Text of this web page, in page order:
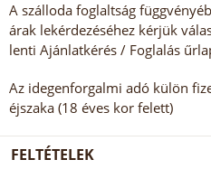
A szálloda foglaltság
árak lekérdezéséhez kérjük
lenti Ajánlatkérés / Foglalás
Az idegenforgalmi adó külön
éjszaka (18 éves kor felett)
FELTÉTELEK